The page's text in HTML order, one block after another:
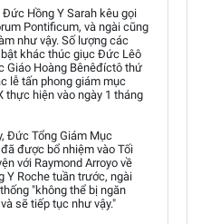
Hồng Y Sarah kêu gọi
Pontificum, và ngài cũng
như vậy. Số lượng các
khác thúc giục Đức Lêô
Giáo Hoàng Bênêđíctô thứ
lễ tấn phong giám mục
thực hiện vào ngày 1 tháng
Đức Tổng Giám Mục
được bổ nhiệm vào Tối
với Raymond Arroyo về
Y Roche tuần trước, ngài
"không thể bị ngăn
sẽ tiếp tục như vậy."